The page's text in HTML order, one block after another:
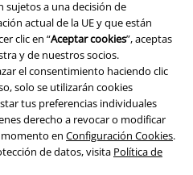
sujetos a una decisión de
actual de la UE y que están
clic en “Aceptar cookies”, aceptas
y de nuestros socios.
el consentimiento haciendo clic
solo se utilizarán cookies
tus preferencias individuales
derecho a revocar o modificar
en Configuración Cookies.
de datos, visita Política de
del medioambiente